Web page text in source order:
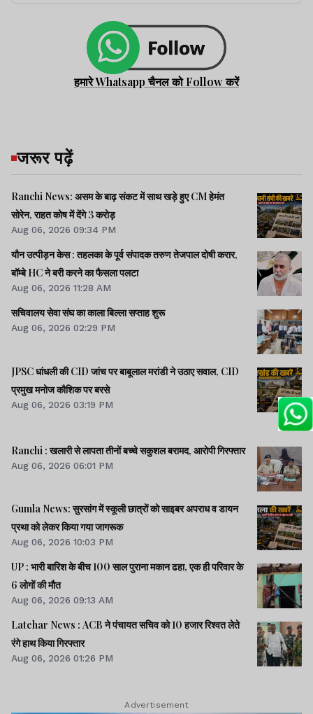
हमारे Whatsapp चैनल को Follow करें
जरूर पढ़ें
Ranchi News: असम के बाढ़ संकट में साथ खड़े हुए CM हेमंत
सोरेन, राहत कोष में देंगे 3 करोड़
Aug 06, 2026 09:34 PM
यौन उत्पीड़न केस : तहलका के पूर्व संपादक तरुण तेजपाल दोषी करार,
बॉम्बे HC ने बरी करने का फैसला पलटा
Aug 06, 2026 11:28 AM
सचिवालय सेवा संघ का काला बिल्ला सप्ताह शुरू
Aug 06, 2026 02:29 PM
JPSC धांधली की CID जांच पर बाबूलाल मरांडी ने उठाए सवाल, CID
प्रमुख मनोज कौशिक पर बरसे
Aug 06, 2026 03:19 PM
Ranchi : खलारी से लापता तीनों बच्चे सकुशल बरामद, आरोपी गिरफ्तार
Aug 06, 2026 06:01 PM
Gumla News: सुरसांग में स्कूली छात्रों को साइबर अपराध व डायन
प्रथा को लेकर किया गया जागरूक
Aug 06, 2026 10:03 PM
UP : भारी बारिश के बीच 100 साल पुराना मकान ढहा, एक ही परिवार के
6 लोगों की मौत
Aug 06, 2026 09:13 AM
Latehar News : ACB ने पंचायत सचिव को 10 हजार रिश्वत लेते
रंगे हाथ किया गिरफ्तार
Aug 06, 2026 01:26 PM
Advertisement